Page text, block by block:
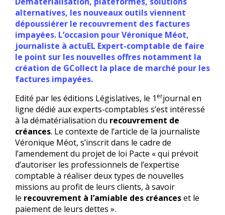
alternatives, les nouveaux outils viennent
dépoussiérer le recouvrement des factures
impayées. L’occasion pour Véronique Méot,
journaliste à actuEL Expert-comptable de faire
le point sur les nouvelles offres notamment la
création de GCollect la place de marché pour les
factures impayées.
Edité par les éditions Législatives, le 1 erjournal en
ligne dédié aux experts-comptables s’est intéressé
à la dématérialisation du recouvrement de
créances. Le contexte de l’article de la journaliste
Véronique Méot, s’inscrit dans le cadre de
l’amendement du projet de loi Pacte « qui prévoit
d’autoriser les professionnels de l’expertise
comptable à réaliser deux types de nouvelles
missions au profit de leurs clients, à savoir
le recouvrement à l’amiable des créanceset le
paiement de leurs dettes ».